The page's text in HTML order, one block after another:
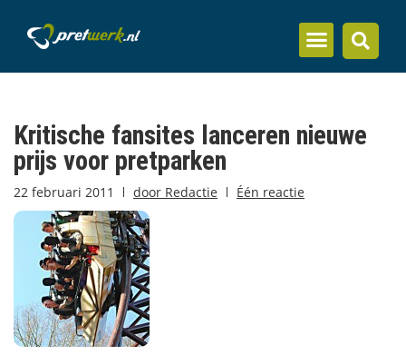
Kritische fansites lanceren nieuwe
prijs voor pretparken
22 februari 2011 door Redactie Één reactie